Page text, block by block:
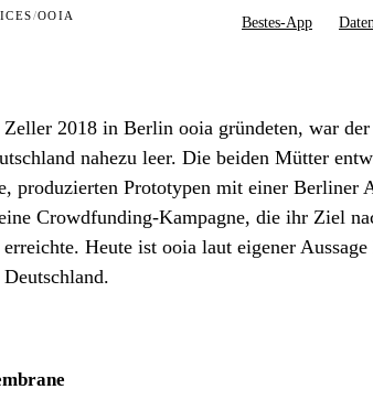
Bestes-App
/OOIA
2018 in Berlin ooia gründeten, war
nahezu leer. Die beiden Mütter
produzierten Prototypen mit einer Berliner
Crowdfunding-Kampagne, die ihr Ziel
Heute ist ooia laut eigener